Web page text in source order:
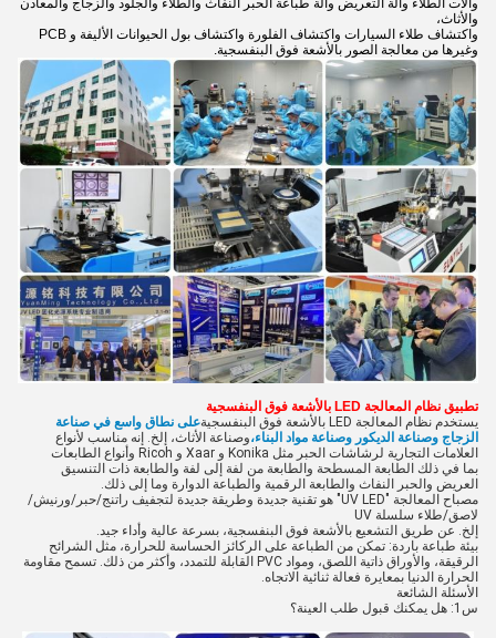
وآلات الطلاء وآلة التعريض وآلة طباعة الحبر النفاث والطلاء والجلود والزجاج والمعادن
والأثاث،
واكتشاف طلاء السيارات واكتشاف الفلورة واكتشاف بول الحيوانات الأليفة و PCB
وغيرها من معالجة الصور بالأشعة فوق البنفسجية.
تطبيق نظام المعالجة LED بالأشعة فوق البنفسجية
يستخدم نظام المعالجة LED بالأشعة فوق البنفسجية
على نطاق واسع في صناعة
الزجاج وصناعة الديكور وصناعة مواد البناء،وصناعة الأثاث، إلخ. إنه مناسب لأنواع
العلامات التجارية لرشاشات الحبر مثل Konika و Xaar و Ricoh وأنواع الطابعات
بما في ذلك الطابعة المسطحة والطابعة من لفة إلى لفة والطابعة ذات التنسيق
العريض والحبر النفاث والطابعة الرقمية والطباعة الدوارة وما إلى ذلك.
مصباح المعالجة "UV LED" هو تقنية جديدة وطريقة جديدة لتجفيف راتنج/حبر/ورنيش/
لاصق/طلاء سلسلة UV
إلخ. عن طريق التشعيع بالأشعة فوق البنفسجية، بسرعة عالية وأداء جيد.
بيئة طباعة باردة: تمكن من الطباعة على الركائز الحساسة للحرارة، مثل الشرائح
الرقيقة، والأوراق ذاتية اللصق، ومواد PVC القابلة للتمدد، وأكثر من ذلك. تسمح مقاومة
الحرارة الدنيا بمعايرة فعالة ثنائية الاتجاه.
الأسئلة الشائعة
س1: هل يمكنك قبول طلب العينة؟